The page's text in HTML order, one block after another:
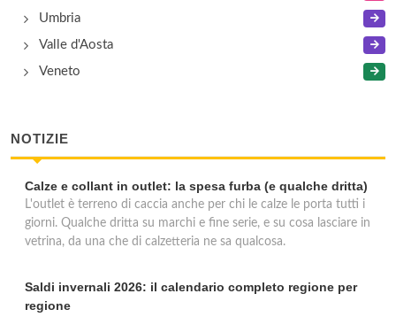
Umbria
Valle d'Aosta
Veneto
NOTIZIE
Calze e collant in outlet: la spesa furba (e qualche dritta)
L'outlet è terreno di caccia anche per chi le calze le porta tutti i
giorni. Qualche dritta su marchi e fine serie, e su cosa lasciare in
vetrina, da una che di calzetteria ne sa qualcosa.
Saldi invernali 2026: il calendario completo regione per
regione